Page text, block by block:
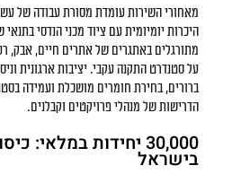
מאחורי השירות עומדת מסורת עבודה של
היכרות יומיומית עם ציוד מכני הנדסי
מתורגלים באתגרים של אתרים חיים, אבק,
על סטנדרט התקנה עקבי. יציבות ארגונית
ברורים, בחירת חומרים מושכלת ועמידה
הדרישות של מנהלי פרויקטים וקבלנים.
30,000 יחידות במלאי:
בישראל